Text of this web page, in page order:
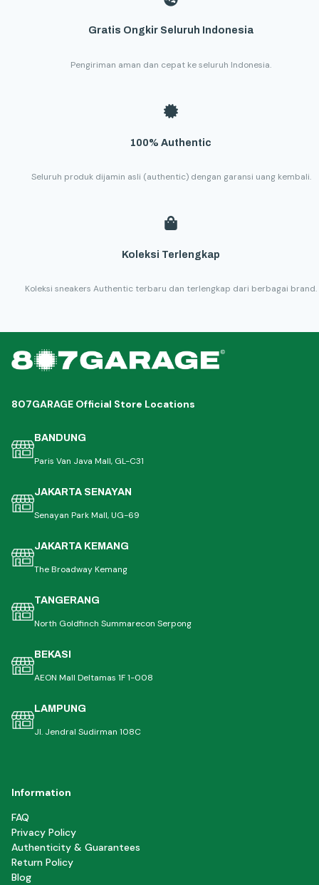
Gratis Ongkir Seluruh Indonesia
Pengiriman aman dan cepat ke seluruh Indonesia.
100% Authentic
Seluruh produk dijamin asli (authentic) dengan garansi uang kembali.
Koleksi Terlengkap
Koleksi sneakers Authentic terbaru dan terlengkap dari berbagai brand.
807GARAGE Official Store Locations
BANDUNG
Paris Van Java Mall, GL-C31
JAKARTA SENAYAN
Senayan Park Mall, UG-69
JAKARTA KEMANG
The Broadway Kemang
TANGERANG
North Goldfinch Summarecon Serpong
BEKASI
AEON Mall Deltamas 1F 1-008
LAMPUNG
Jl. Jendral Sudirman 108C
Information
FAQ
Privacy Policy
Authenticity & Guarantees
Return Policy
Blog